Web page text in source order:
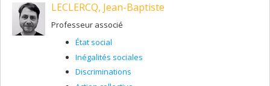
particulièrement les mobilisations sociales autour des
celles qui formulent une définition subversive de la ville
ou qui défendent des principes de justice. Mais je
revêtent les nouvelles modalités de régulation des villes
et de l’urbain. Les dispositifs de coopération et de
gouvernance mis en place à cet égard concernent les
LECLERCQ, Jean-Baptiste
Professeur associé
État social
Inégalités sociales
Discriminations